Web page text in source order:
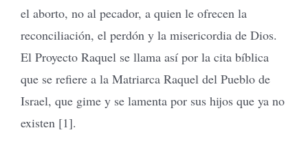
el aborto, no al pecador, a quien le ofrecen la
reconciliación, el perdón y la misericordia de Dios.
El Proyecto Raquel se llama así por la cita bíblica
que se refiere a la Matriarca Raquel del Pueblo de
Israel, que gime y se lamenta por sus hijos que ya no
existen [1].